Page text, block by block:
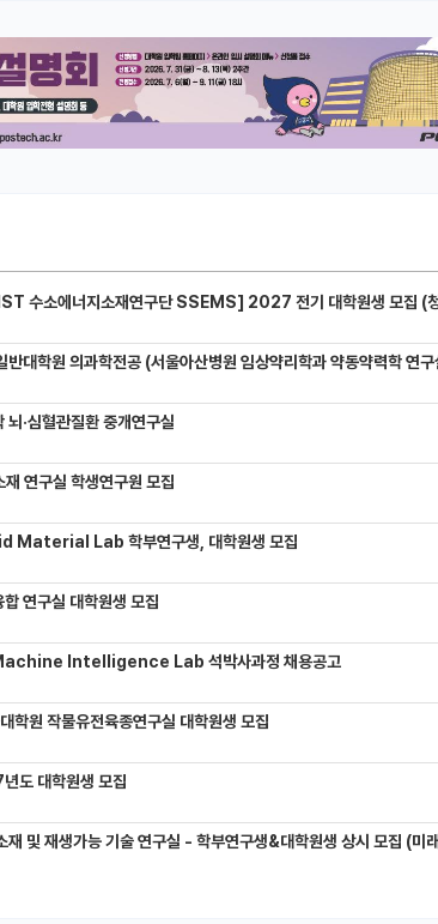
수소에너지소재연구단 SSEMS] 2027 전기 대학원생 모집 (청정수소 생산/활용을 위한 프로톤
원 의과학전공 (서울아산병원 임상약리학과 약동약력학 연구실) 대학원생
뇌·심혈관질환 중개연구실
연구실 학생연구원 모집
Material Lab 학부연구생, 대학원생 모집
연구실 대학원생 모집
Intelligence Lab 석박사과정 채용공고
학원 작물유전육종연구실 대학원생 모집
도 대학원생 모집
및 재생가능 기술 연구실 - 학부연구생&대학원생 상시 모집 (미래에